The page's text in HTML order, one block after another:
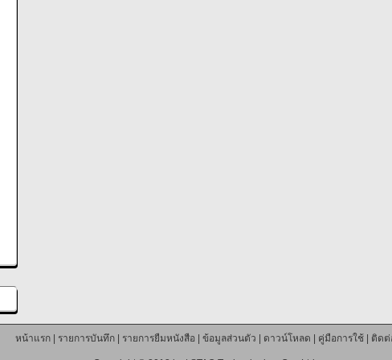
หน้าแรก| รายการบันทึก| รายการยืมหนังสือ ข้อมูลส่วนตัว ดาวน์โหลด คู่มือการใช้| ติดต่